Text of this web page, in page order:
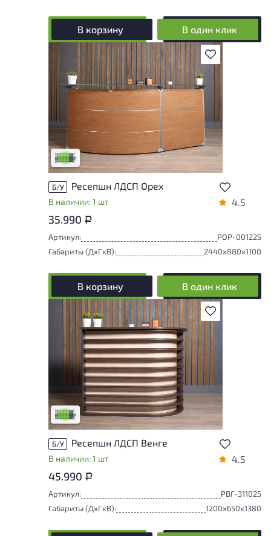
В корзину В один клик
В избранное
У товара присутствуют незначительные
следы эксплуатации, не влияющие на
Низкая степень износа
Б/У Ресепшн ЛДСП Орех
В наличии: 1 шт 4.5
35.990 Р
Артикул:
РОР-001225
Габариты (ДxГxВ):
2440x880x1100
В корзину В один клик
В избранное
У товара присутствуют незначительные
следы эксплуатации, не влияющие на
удобство его использования
Низкая степень износа
Б/У Ресепшн ЛДСП Венге
В наличии: 1 шт 4.5
45.990 Р
Артикул:
РВГ-311025
Габариты (ДxГxВ):
1200x650x1380